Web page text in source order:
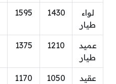
لواء
طيار
1430
1595
عميد
طيار
1210
1375
عقيد
1050
1170